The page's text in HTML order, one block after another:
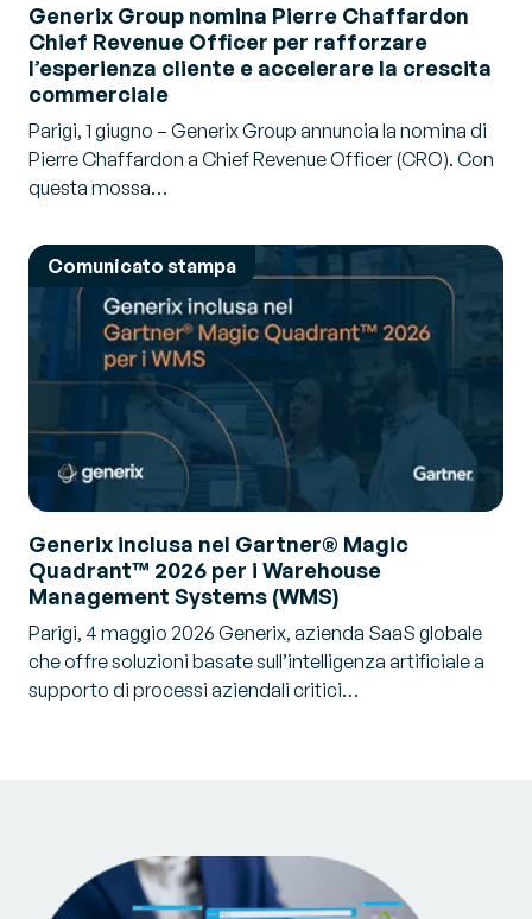
Generix Group nomina Pierre Chaffardon
Chief Revenue Officer per rafforzare
l’esperienza cliente e accelerare la crescita
commerciale
Parigi, 1 giugno – Generix Group annuncia la nomina di
Pierre Chaffardon a Chief Revenue Officer (CRO). Con
questa mossa…
Comunicato stampa
Generix inclusa nel Gartner® Magic
Quadrant™ 2026 per i Warehouse
Management Systems (WMS)
Parigi, 4 maggio 2026 Generix, azienda SaaS globale
che offre soluzioni basate sull’intelligenza artificiale a
supporto di processi aziendali critici…